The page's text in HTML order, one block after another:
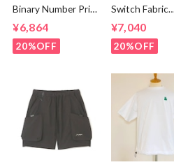
Binary Number Print
¥6,864
20%OFF
Switch Fabric
Ash Navy
¥7,040
20%OFF